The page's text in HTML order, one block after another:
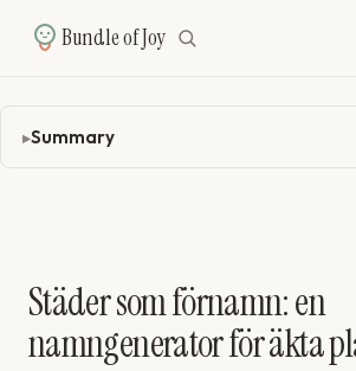
Summary
Städer som förnamn: en
namngenerator för äkta
Bundle of Joy